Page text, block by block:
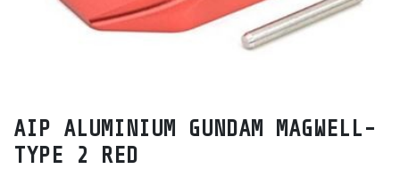
AIP ALUMINIUM GUNDAM MAGWELL-
TYPE 2 RED